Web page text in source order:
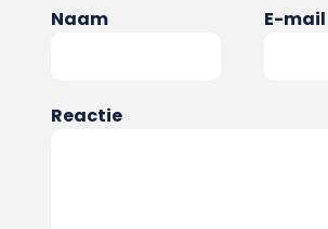
Naam E-mail
Reactie